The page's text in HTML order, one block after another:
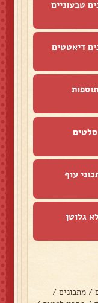
טבעוניים
דיאטטים
תוספות
סלטים
עוף
גלוטן
/ מתכונים /